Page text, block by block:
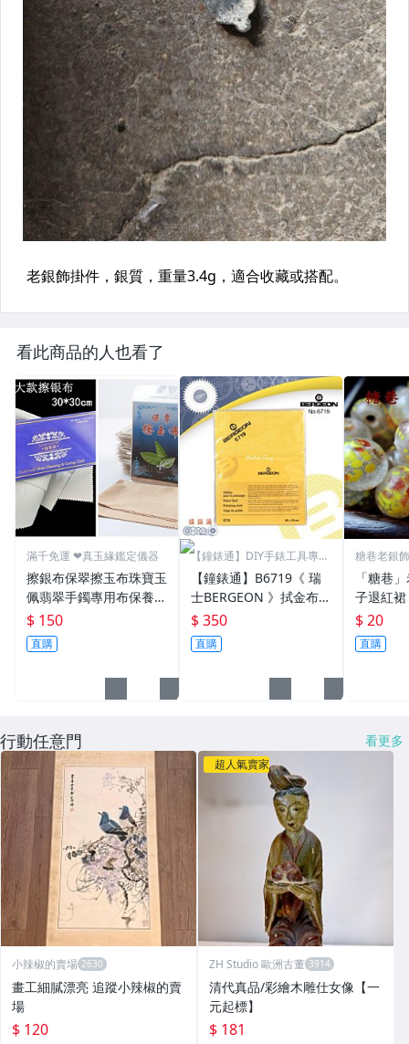
看此商品的人也看了
滿千免運 ❤真玉緣鑑定儀器
擦銀布保翠擦玉布珠寶玉
佩翡翠手鐲專用布保養布
瑪瑙銀飾擦拭布養玉盤玉
鑽石水晶古董擦玉布珠寶
翡翠玉器清潔護理保養拋
$ 150
直購
【鐘錶通】DIY手錶工具專業
【鐘錶通】B6719《 瑞
士BERGEON 》拭金布/K
金布/金屬亮潔布/古董錶
清潔布├手錶保養/飾品
保養┤
$ 350
直購
糖巷老銀
「糖巷
子退紅
珠
$ 20
直購
行動任意門 看更多
小辣椒的賣場
畫工細膩漂亮 追蹤小辣椒的賣
場
$ 120
超人氣賣家
ZH Studio 歐洲古董
清代真品/彩繪木雕仕女像【一
元起標】
$ 181